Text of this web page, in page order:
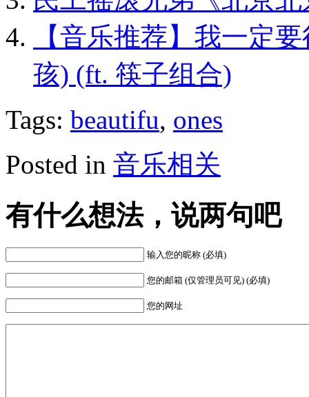
【音乐推荐】我一定
孩) (ft. 筷子组合)
Tags: beautifu, ones
Posted in 音乐相关
有什么想法，说两句吧
输入您的昵称 (必填)
您的邮箱 (仅管理员可见) (必填)
您的网址